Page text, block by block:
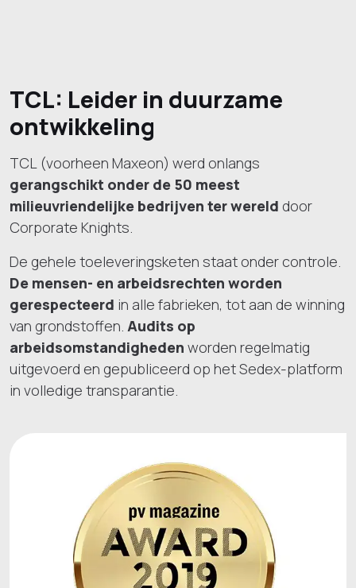
TCL: Leider in duurzame
ontwikkeling
TCL (voorheen Maxeon) werd onlangs
gerangschikt onder de 50 meest
milieuvriendelijke bedrijven ter wereld door
Corporate Knights.
De gehele toeleveringsketen staat onder controle.
De mensen- en arbeidsrechten worden
gerespecteerd in alle fabrieken, tot aan de winning
van grondstoffen. Audits op
arbeidsomstandigheden worden regelmatig
uitgevoerd en gepubliceerd op het Sedex-platform
in volledige transparantie.